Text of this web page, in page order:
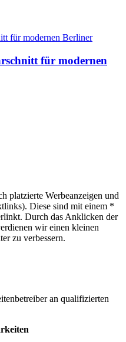
für modernen
platzierte Werbeanzeigen und
Diese sind mit einem *
Durch das Anklicken der
wir einen kleinen
zu verbessern.
an qualifizierten